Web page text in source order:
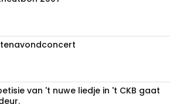
van 't nuwe liedje in 't CKB gaat